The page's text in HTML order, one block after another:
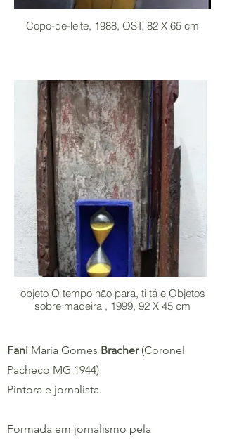
Copo-de-leite, 1988, OST, 82 X 65 cm
objeto O tempo não para, ti tá e Objetos
sobre madeira , 1999, 92 X 45 cm
Fani Maria Gomes Bracher(Coronel
Pacheco MG 1944)
Pintora e jornalista.
Formada em jornalismo pela